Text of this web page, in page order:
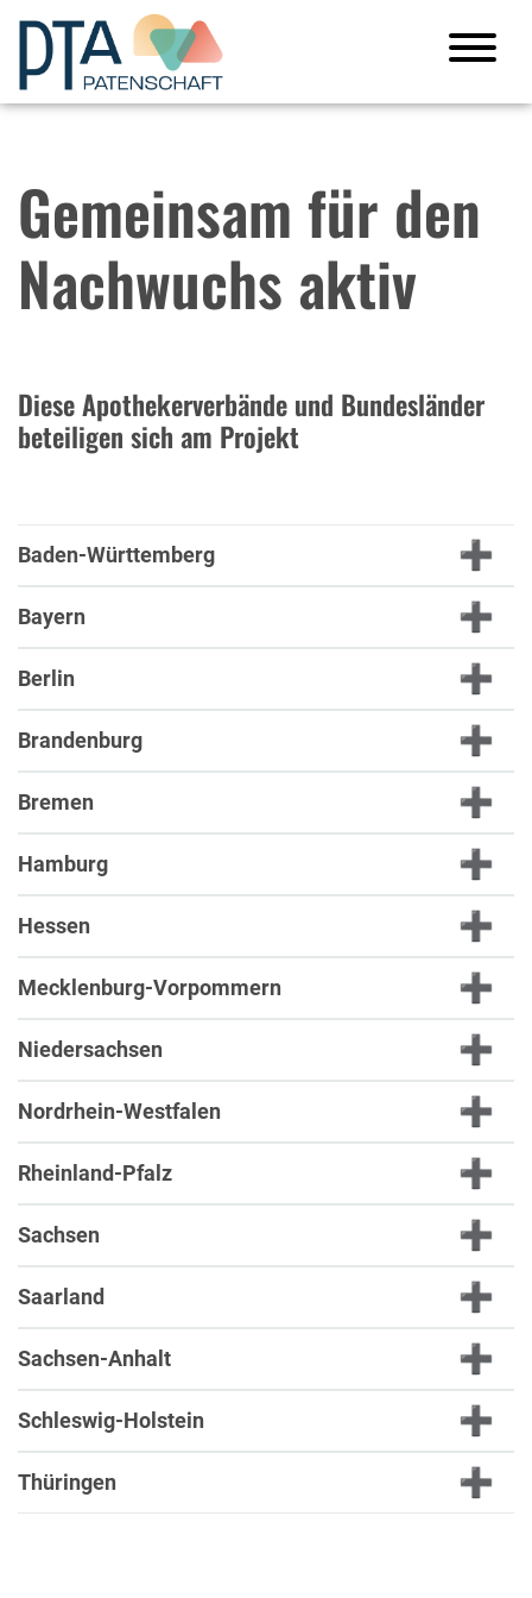
Gemeinsam für den
Nachwuchs aktiv
Diese Apothekerverbände und Bundesländer
beteiligen sich am Projekt
Baden-Württemberg
Bayern
Berlin
Brandenburg
Bremen
Hamburg
Hessen
Mecklenburg-Vorpommern
Niedersachsen
Nordrhein-Westfalen
Rheinland-Pfalz
Sachsen
Saarland
Sachsen-Anhalt
Schleswig-Holstein
Thüringen